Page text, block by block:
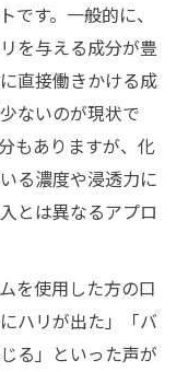
ップクリームの
敗しにくい成分
ップクリーム選
クリームの特
重視すべき安
です。一般的に、
を与える成分が豊
直接働きかける成
ないのが現状で
もありますが、化
る濃度や浸透力に
とは異なるアプロ
を使用した方の口
ハリが出た」「バ
る」といった声が